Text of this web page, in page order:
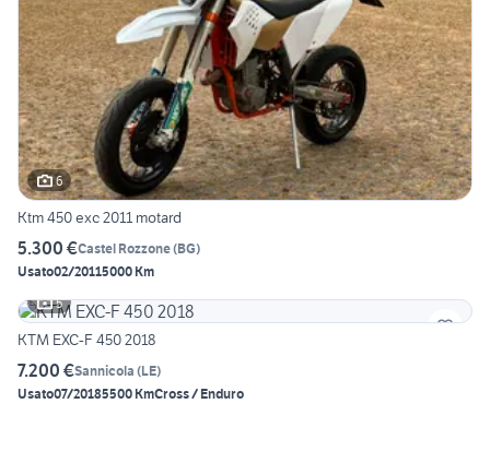
6
Ktm 450 exc 2011 motard
5.300 €Castel Rozzone(BG)
Usato02/20115000 Km
5
KTM EXC-F 450 2018
7.200 €Sannicola (LE)
Usato07/20185500 KmCross / Enduro